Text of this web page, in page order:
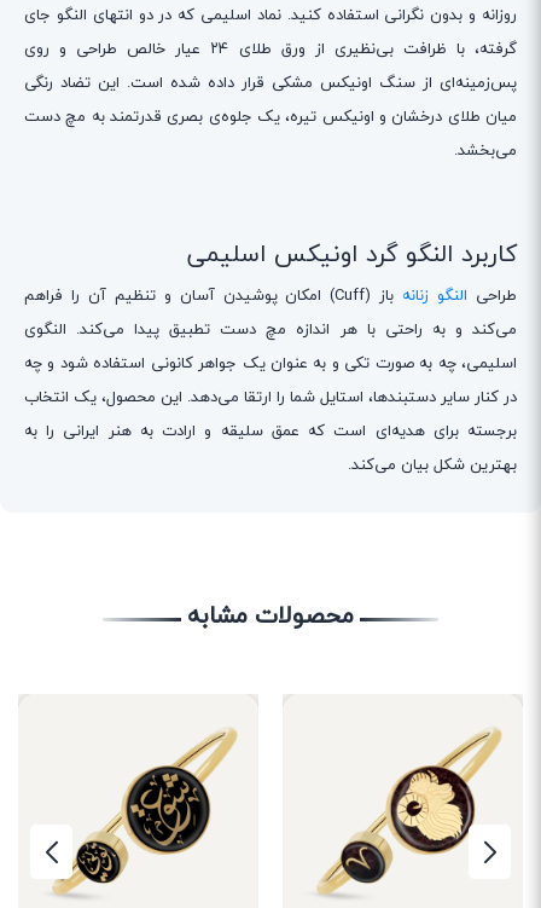
روزانه و بدون نگرانی استفاده کنید. نماد اسلیمی که در دو انتهای النگو جای
گرفته، با ظرافت بی‌نظیری از ورق طلای ۲۴ عیار خالص طراحی و روی
پس‌زمینه‌ای از سنگ اونیکس مشکی قرار داده شده است. این تضاد رنگی
میان طلای درخشان و اونیکس تیره، یک جلوه‌ی بصری قدرتمند به مچ دست
می‌بخشد.
کاربرد النگو گرد اونیکس اسلیمی
طراحی النگو زنانه
باز (Cuff) امکان پوشیدن آسان و تنظیم آن را فراهم
می‌کند و به راحتی با هر اندازه مچ دست تطبیق پیدا می‌کند. النگوی
اسلیمی، چه به صورت تکی و به عنوان یک جواهر کانونی استفاده شود و چه
در کنار سایر دستبندها، استایل شما را ارتقا می‌دهد. این محصول، یک انتخاب
برجسته برای هدیه‌ای است که عمق سلیقه و ارادت به هنر ایرانی را به
بهترین شکل بیان می‌کند.
محصولات مشابه